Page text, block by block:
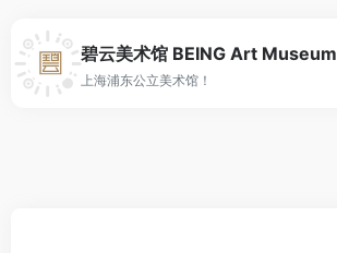
碧云美术馆 BEING Art Museum
上海浦东公立美术馆！